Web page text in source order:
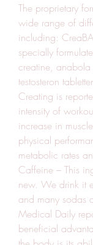
The proprietary
wide range of
including:
specially
creatine, anabola
testosteron
Creating is
intensity of
increase in
physical
metabolic rates
Caffeine – This
new. We drink it
and many sodas
Medical Daily
beneficial